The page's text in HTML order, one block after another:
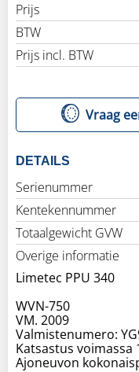
Prijs
BTW
Prijs incl. BTW
Vraag
DETAILS
Serienummer
Kentekennummer
Totaalgewicht GVW
Overige informatie
Limetec PPU 340
WVN-750
VM. 2009
Valmistenumero:
Katsastus voimassa
Ajoneuvon